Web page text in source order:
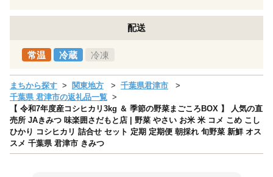
配送
常温 冷蔵 冷凍
まちから探す 関東地方
千葉県君津市
千葉県 君津市の返礼品一覧
【 令和7年度産コシヒカリ3kg ＆ 季節の野菜まごころBOX 】 人気の直
売所 JAきみつ 味楽囲さだもと店 | 野菜 やさい お米 米 コメ こめ こし
ひかり コシヒカリ 詰合せ セット 定期 定期便 朝採れ 旬野菜 新鮮 オス
スメ 千葉県 君津市 きみつ